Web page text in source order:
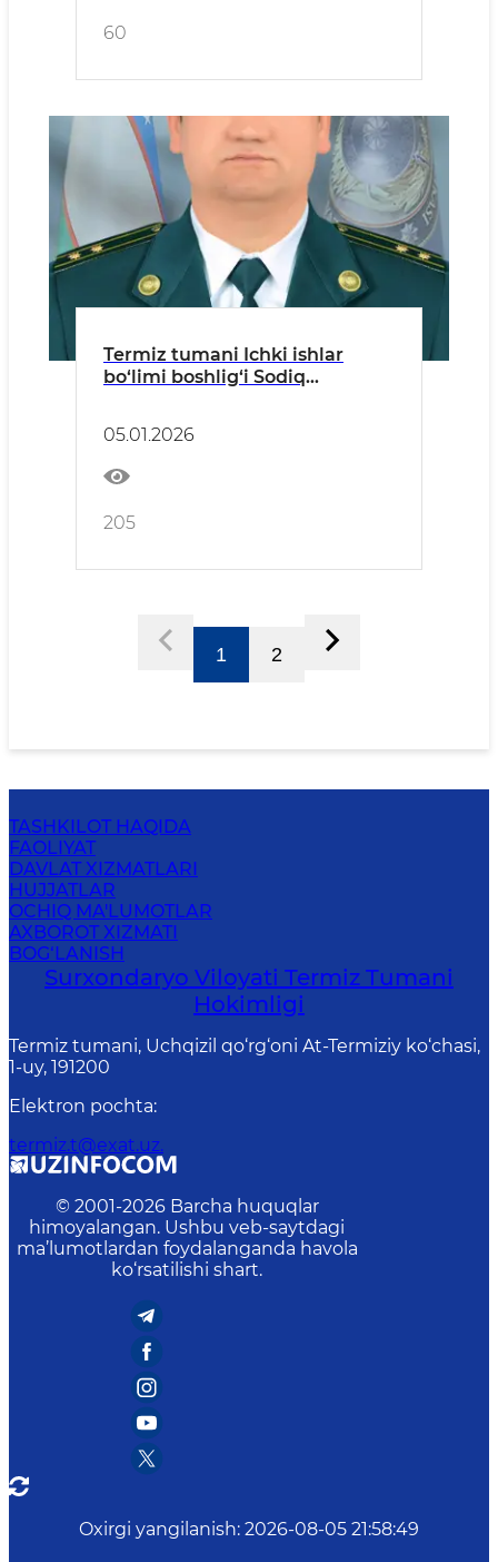
60
Termiz tumani Ichki ishlar
bo‘limi boshlig‘i Sodiq
05.01.2026
205
1 2
TASHKILOT HAQIDA
FAOLIYAT
DAVLAT XIZMATLARI
HUJJATLAR
OCHIQ MA'LUMOTLAR
AXBOROT XIZMATI
BOG‘LANISH
Surxondaryo Viloyati Termiz Tumani
Hokimligi
Termiz tumani, Uchqizil qo‘rg‘oni At-Termiziy ko‘chasi,
1-uy, 191200
Elektron pochta:
termiz.t@exat.uz.
© 2001-2026 Barcha huquqlar
himoyalangan. Ushbu veb-saytdagi
ma’lumotlardan foydalanganda havola
ko‘rsatilishi shart.
Oxirgi yangilanish: 2026-08-05 21:58:49